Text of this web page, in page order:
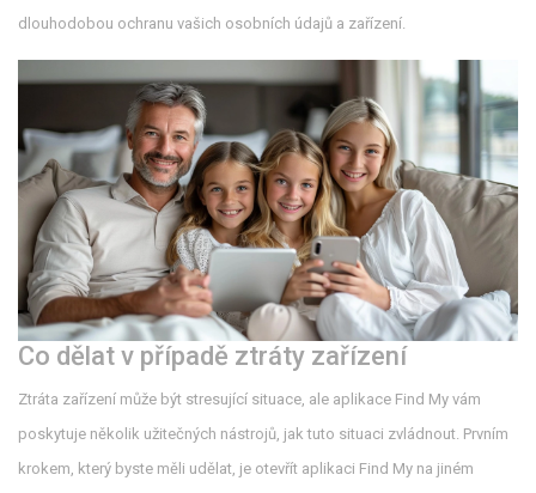
dlouhodobou ochranu vašich osobních údajů a zařízení.
Co dělat v případě ztráty zařízení
Ztráta zařízení může být stresující situace, ale aplikace Find My vám
poskytuje několik užitečných nástrojů, jak tuto situaci zvládnout. Prvním
krokem, který byste měli udělat, je otevřít aplikaci Find My na jiném